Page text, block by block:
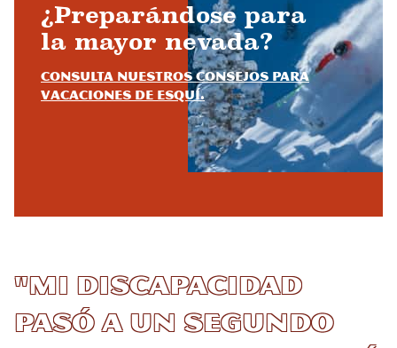
¿Preparándose para
la mayor nevada?
Consulta nuestros consejos para
vacaciones de esquí.
"Mi discapacidad
pasó a un segundo